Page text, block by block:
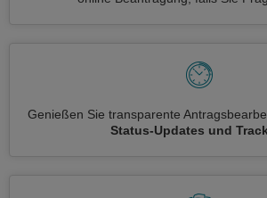
Genießen Sie transparente
Status-Updates und